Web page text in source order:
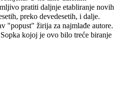
pratiti daljnje etabliranje novih
preko devedesetih, i dalje.
"popust" žirija za najmlađe autore.
kojoj je ovo bilo treće biranje